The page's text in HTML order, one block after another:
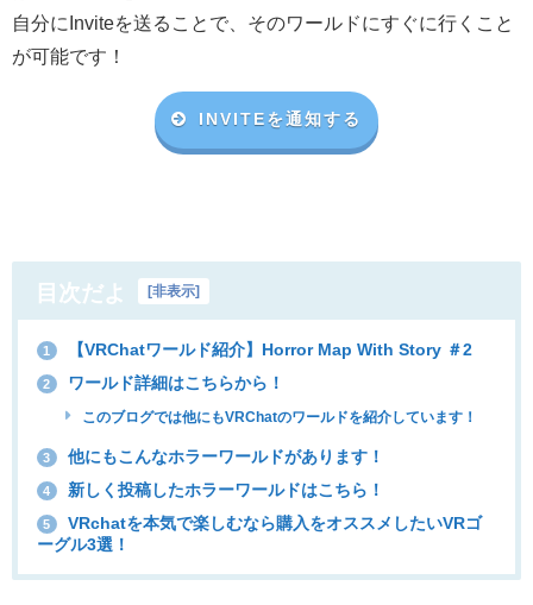
自分に Inviteを送ることで、そのワールドにすぐに行くこと
が可能です！
INVITEを通知する
目次だよ [非表示]
1 【VRChatワールド紹介】Horror Map With Story ＃2
2 ワールド詳細はこちらから！
このブログでは他にもVRChatのワールドを紹介しています！
3 他にもこんなホラーワールドがあります！
4 新しく投稿したホラーワールドはこちら！
5
VRchatを本気で楽しむなら購入をオススメしたいVRゴ
ーグル3選！